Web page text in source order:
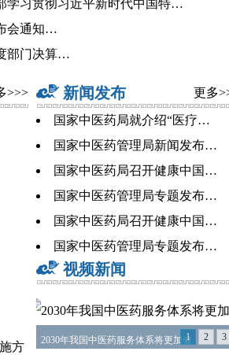
学习贯彻习近平新时代中国特…
会通知…
部门决算…
>>>
方
新闻发布 更多
国家中医药局就介绍“医疗…
国家中医药管理局新闻发布…
国家中医药局召开健康中国…
国家中医药管理局专题发布…
国家中医药局召开健康中国…
国家中医药管理局专题发布…
视频新闻
2030年我国中医药服务体系将更加健
1 2 3